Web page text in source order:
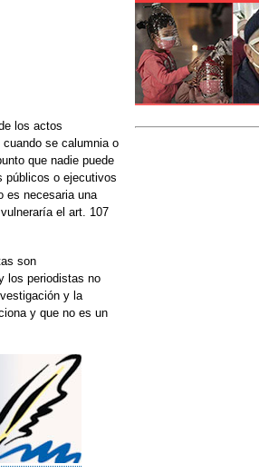
los actos
se calumnia o
que nadie puede
públicos o ejecutivos
es necesaria una
el art. 107
son
los periodistas no
y la
y que no es un